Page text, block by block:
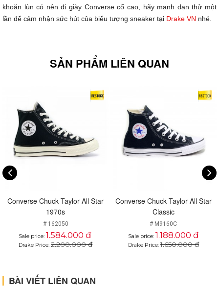
khoăn lùn có nên đi giày Converse cổ cao, hãy mạnh dạn thử một
lần để cảm nhận sức hút của biểu tượng sneaker tại Drake VN nhé.
SẢN PHẨM LIÊN QUAN
Converse Chuck Taylor All Star
1970s
# 162050
Sale price: 1.584.000 đ
Drake Price:2.200.000 đ
Converse Chuck Taylor All Star
Classic
# M9160C
Sale price: 1.188.000 đ
Drake Price:1.650.000 đ
BÀI VIẾT LIÊN QUAN